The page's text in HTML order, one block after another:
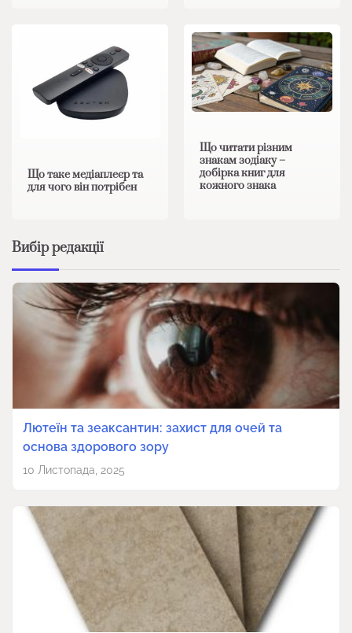
Що таке медіаплеєр та
для чого він потрібен
Що читати різним
знакам зодіаку –
добірка книг для
кожного знака
Вибір редакції
Лютеїн та зеаксантин: захист для очей та
основа здорового зору
10 Листопада, 2025